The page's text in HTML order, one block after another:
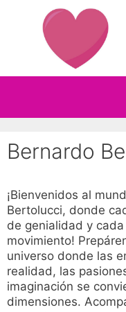
contenido
Bernardo
¡Bienvenidos al
Bertolucci, donde
de genialidad y
movimiento!
universo donde las
realidad, las
imaginación se
dimensiones.